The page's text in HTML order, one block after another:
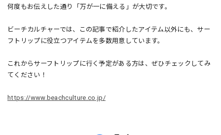
何度もお伝えした通り「万が一に備える」が大切です。
ビーチカルチャーでは、この記事で紹介したアイテム以外にも、サー
フトリップに役立つアイテムを多数用意しています。
これからサーフトリップに行く予定がある方は、ぜひチェックしてみ
てください！
https://www.beachculture.co.jp/